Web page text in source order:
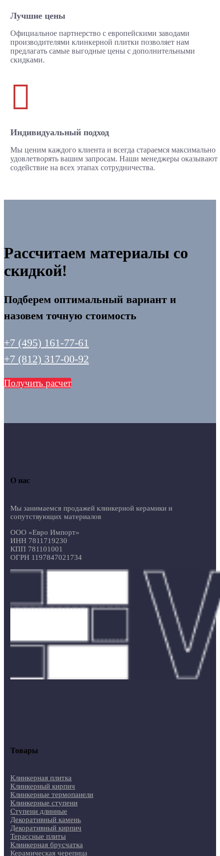
Лучшие цены
Официальное партнерство с европейскими заводами
производителями клинкерной плитки позволяет нам
предлагать самые выгодные цены с дополнительными
скидками.

Индивидуальный подход
Мы ценим каждого клиента и всегда стараемся максимально
удовлетворять вашим запросам. Наши менеджеры оказывают
содействие на всех этапах сотрудничества.
Рассчитаем материалы со
скидкой!
Подберем оптимальный вариант и
назовем точную стоимость
+7 (495) 161-77-61
+7 (812) 317-00-92
Получить расчет
О нас
Мы занимаемся продажей клинкерной керамики и
сопутствующих материалов
ООО «Евро Импорт»
ИНН 7811719230
КПП 781101001
ОГРН 1197847021734
Товары
Клинкерная плитка
Клинкерный кирпич
Клинкерные термопанели
Клинкерные ступени
Ступени длинные
Декоративный камень
Декоративный кирпич
Терассные плиты
Клинкерная брусчатка
Керамическая черепица